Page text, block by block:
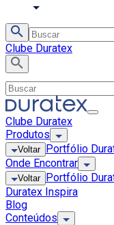
Clube Duratex
Clube Duratex
Produtos
Voltar Portfólio
Onde Encontrar
Voltar Portfólio
Duratex Inspira
Blog
Conteúdos